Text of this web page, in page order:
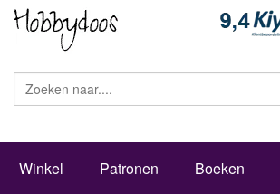
Winkel Patronen Boeken